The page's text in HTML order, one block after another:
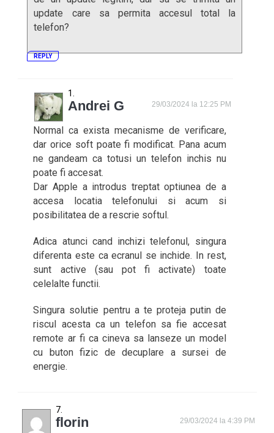
update care sa permita accesul total la
telefon?
REPLY
Andrei G 29/03/2024 la 12:25 PM
Normal ca exista mecanisme de verificare,
dar orice soft poate fi modificat. Pana acum
ne gandeam ca totusi un telefon inchis nu
poate fi accesat.
Dar Apple a introdus treptat optiunea de a
accesa locatia telefonului si acum si
posibilitatea de a rescrie softul.
Adica atunci cand inchizi telefonul, singura
diferenta este ca ecranul se inchide. In rest,
sunt active (sau pot fi activate) toate
celelalte functii.
Singura solutie pentru a te proteja putin de
riscul acesta ca un telefon sa fie accesat
remote ar fi ca cineva sa lanseze un model
cu buton fizic de decuplare a sursei de
energie.
florin 29/03/2024 la 4:39 PM